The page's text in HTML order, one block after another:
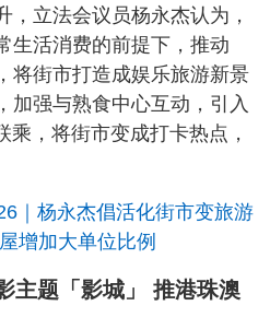
，立法会议员杨永杰认为，
生活消费的前提下，推动
将街市打造成娱乐旅游新景
加强与熟食中心互动，引入
，将街市变成打卡热点，
｜杨永杰倡活化街市变旅游
增加大单位比例
主题「影城」 推港珠澳